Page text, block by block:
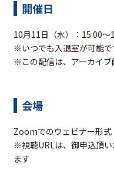
開催日
10月11日（水）：15:00～
※いつでも入退室が可能で
※この配信は、アーカイブ
会場
Zoomでのウェビナー形式
※視聴URLは、御申込頂
ます